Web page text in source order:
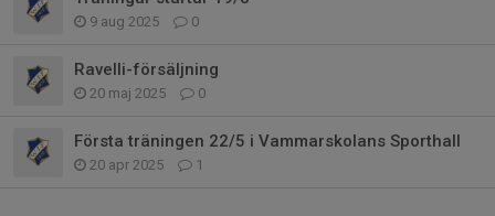
9 aug 2025 0
Ravelli-försäljning
20 maj 2025 0
Första träningen 22/5 i Vammarskolans Sporthall
20 apr 2025 1